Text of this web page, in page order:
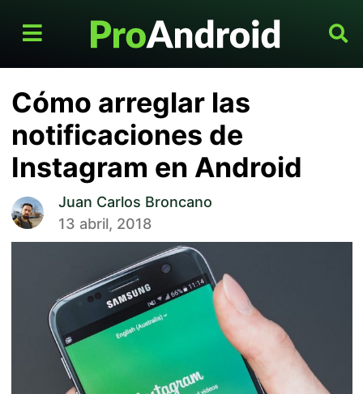
Cómo arreglar las
notificaciones de
Instagram en Android
Juan Carlos Broncano
13 abril, 2018